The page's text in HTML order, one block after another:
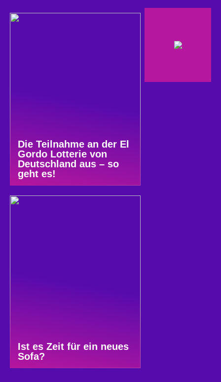
Die Teilnahme an der El
Gordo Lotterie von
Deutschland aus – so
geht es!
Ist es Zeit für ein neues
Sofa?